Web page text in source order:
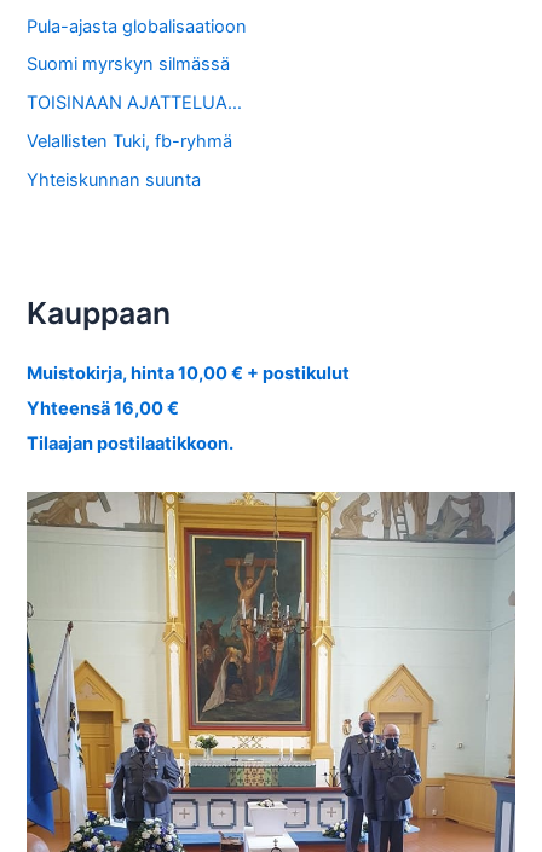
Pula-ajasta globalisaatioon
Suomi myrskyn silmässä
TOISINAAN AJATTELUA…
Velallisten Tuki, fb-ryhmä
Yhteiskunnan suunta
Kauppaan
Muistokirja, hinta 10,00 € + postikulut
Yhteensä 16,00 €
Tilaajan postilaatikkoon.